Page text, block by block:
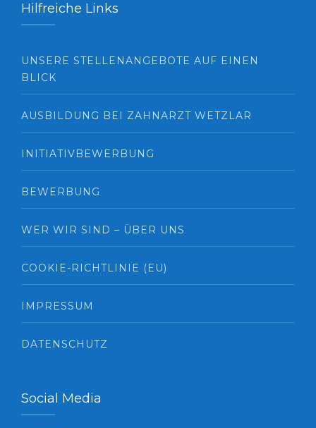
Hilfreiche Links
UNSERE STELLENANGEBOTE AUF EINEN
BLICK
AUSBILDUNG BEI ZAHNARZT WETZLAR
INITIATIVBEWERBUNG
BEWERBUNG
WER WIR SIND – ÜBER UNS
COOKIE-RICHTLINIE (EU)
IMPRESSUM
DATENSCHUTZ
Social Media